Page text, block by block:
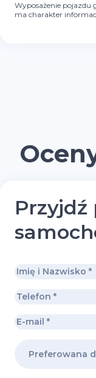
Wyposażenie pojazdu
ma charakter
Przyjdź